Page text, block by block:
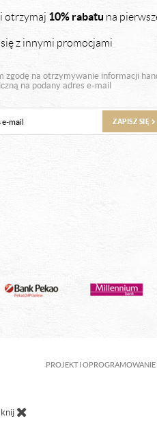
otrzymaj 10% rabatu na
się z innymi promocjami
zgodę na otrzymywanie informacji
na podany adres e-mail
ZAPISZ SIĘ
PROJEKT I OPROGRAMOWANIE